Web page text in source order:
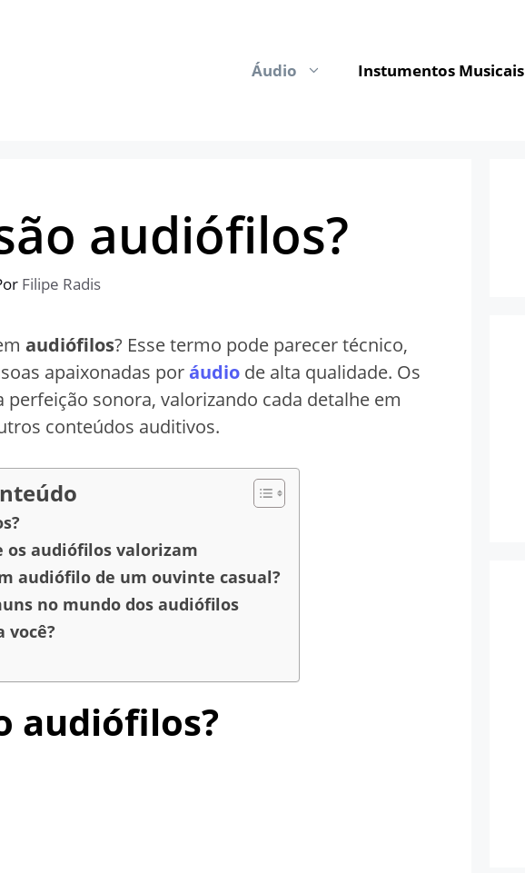
Áudio Instumentos Musicais
audiófilos?
Filipe Radis
audiófilos? Esse termo pode parecer técnico,
apaixonadas por áudio de alta qualidade. Os
sonora, valorizando cada detalhe em
conteúdos auditivos.
os audiófilos valorizam
audiófilo de um ouvinte casual?
no mundo dos audiófilos
você?
audiófilos?